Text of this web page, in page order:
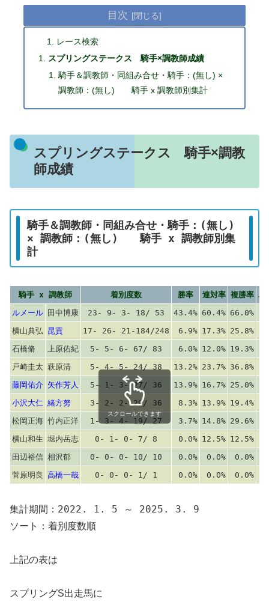
目次
レース検索
スプリングステークス 騎手×調教師成績
騎手＆調教師・同組み合せ・騎手：(無し) ×
調教師：(無し) 騎手 x 調教師別集計
スプリングステークス 騎手×調教
師成績
騎手＆調教師・同組み合せ・騎手：(無し)
× 調教師：(無し) 騎手 x 調教師別集
計
騎手 x 調教師 着別度数 勝率 連対率 複勝率 単
ルメール 田中博康 23- 9- 3- 18/ 53 43.4% 60.4% 66.0%
横山典弘 昆貢 17- 26- 21-184/248 6.9% 17.3% 25.8%
石橋脩
上原佑紀 5- 5- 6- 67/ 83 6.0% 12.0% 19.3%
戸崎圭太 萩原清 5- 4- 5- 24/ 38 13.2% 23.7% 36.8%
藤岡佑介 矢作芳人 5- 1- 3- 27/ 36 13.9% 16.7% 25.0%
小沢大仁 緒方努 3- 2- 2- 29/ 36 8.3% 13.9% 19.4%
松岡正海 竹内正洋 1- 3- 4- 19/ 27 3.7% 14.8% 29.6%
横山和生 堀内岳志 0- 1- 0- 7/ 8 0.0% 12.5% 12.5%
田辺裕信 相沢郁 0- 0- 0- 10/ 10 0.0% 0.0%
0.0%
菅原明良 高橋一哉 0- 0- 0- 1/ 1 0.0% 0.0% 0.0%
スクロールできます
集計期間：2022. 1. 5 ～ 2025. 3. 9
ソート：着別度数順
上記の表は
スプリングS出走馬に